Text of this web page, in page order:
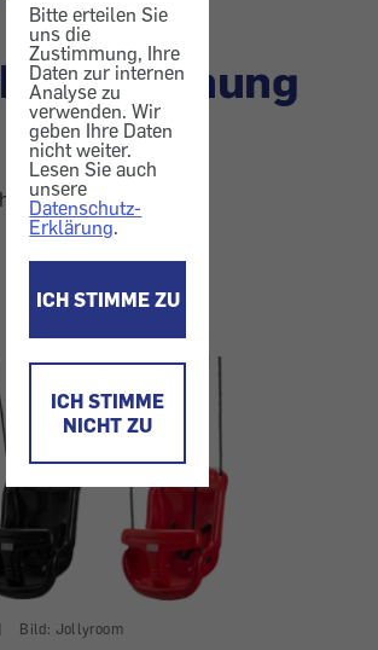
Bitte erteilen Sie
uns die
Zustimmung, Ihre
Daten zur internen
Analyse zu
verwenden. Wir
geben Ihre Daten
nicht weiter.
Lesen Sie auch
unsere
Datenschutz-
Erklärung.
ICH STIMME ZU
ICH STIMME
NICHT ZU
| Bild: Jollyroom